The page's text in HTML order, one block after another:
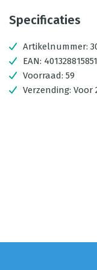
Specificaties
Artikelnummer:
EAN:
Voorraad: 59
Verzending: Voor